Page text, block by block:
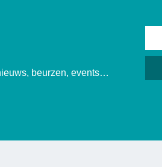
beurzen, events…